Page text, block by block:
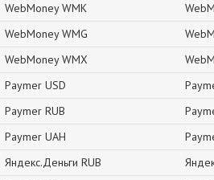
WebMoney WMK
WebMoney WMG
WebMoney WMX
Paymer USD
Paymer RUB
Paymer UAH
Яндекс.Деньги RUB